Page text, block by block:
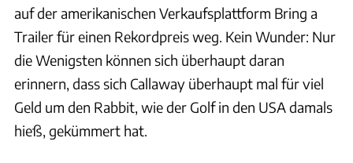
auf der amerikanischen Verkaufsplattform Bring a
Trailer für einen Rekordpreis weg. Kein Wunder: Nur
die Wenigsten können sich überhaupt daran
erinnern, dass sich Callaway überhaupt mal für viel
Geld um den Rabbit, wie der Golf in den USA damals
hieß, gekümmert hat.